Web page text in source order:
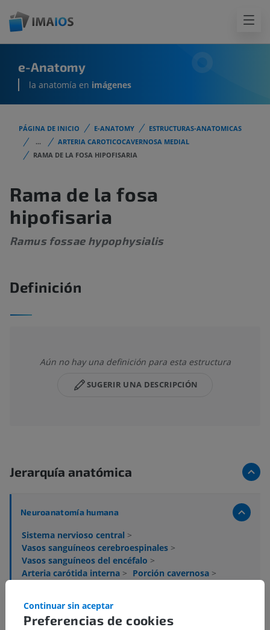
e-Anatomy
la anatomía en imágenes
PÁGINA DE INICIO E-ANATOMY
ESTRUCTURAS-ANATOMICAS
...
ARTERIA CAROTICOCAVERNOSA MEDIAL
RAMA DE LA FOSA HIPOFISARIA
Rama de la fosa
hipofisaria
Ramus fossae hypophysialis
Definición
Aún no hay una definición para esta estructura
SUGERIR UNA DESCRIPCIÓN
Jerarquía anatómica
Neuroanatomía humana
Sistema nervioso central >
Vasos sanguíneos cerebroespinales >
Vasos sanguíneos del encéfalo >
Arteria carótida interna > Porción cavernosa >
Rama de la fosa hipofisaria
Preferencias de cookies
Continuar sin aceptar